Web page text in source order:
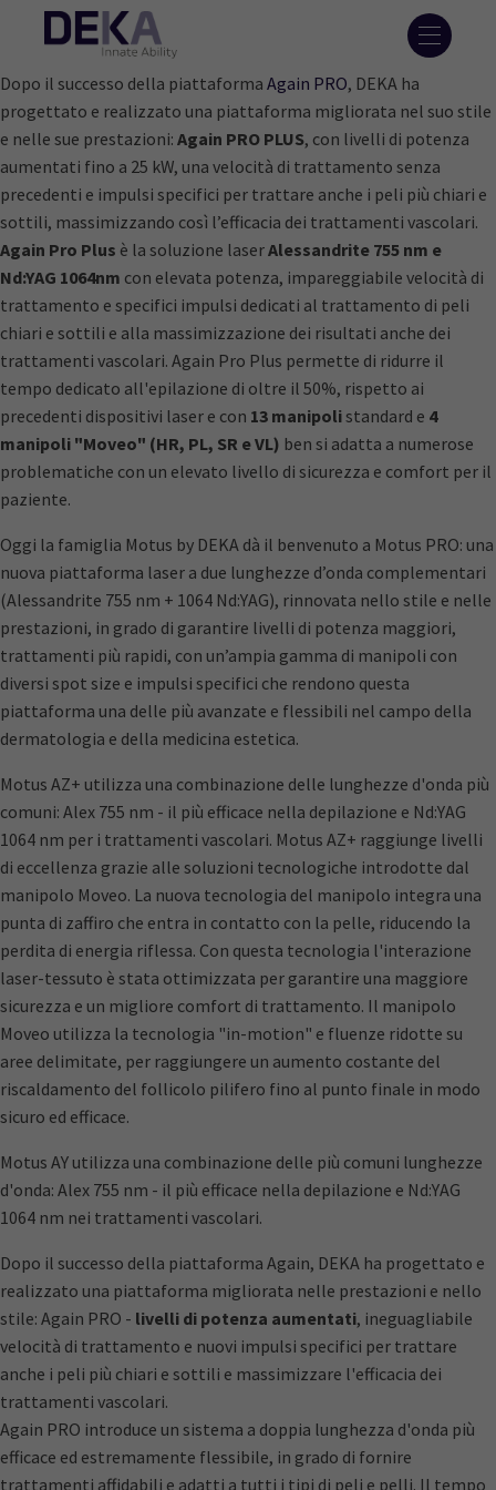
Dopo il successo della piattaforma Again PRO, DEKA ha
progettato e realizzato una piattaforma migliorata nel suo stile
e nelle sue prestazioni: Again PRO PLUS, con livelli di potenza
aumentati fino a 25 kW, una velocità di trattamento senza
precedenti e impulsi specifici per trattare anche i peli più chiari e
sottili, massimizzando così l’efficacia dei trattamenti vascolari.
Again Pro Plus è la soluzione laserAlessandrite 755 nm e
Nd:YAG 1064nm con elevata potenza, impareggiabile velocità di
trattamento e specifici impulsi dedicati al trattamento di peli
chiari e sottili e alla massimizzazione dei risultati anche dei
trattamenti vascolari. Again Pro Plus permette di ridurre il
tempo dedicato all'epilazione di oltre il 50%, rispetto ai
precedenti dispositivi laser e con 13 manipolistandard e 4
manipoli "Moveo" (HR, PL, SR e VL) ben si adatta a numerose
problematiche con un elevato livello di sicurezza e comfort per il
paziente.
Oggi la famiglia Motus by DEKA dà il benvenuto a Motus PRO: una
nuova piattaforma laser a due lunghezze d’onda complementari
(Alessandrite 755 nm + 1064 Nd:YAG), rinnovata nello stile e nelle
prestazioni, in grado di garantire livelli di potenza maggiori,
trattamenti più rapidi, con un’ampia gamma di manipoli con
diversi spot size e impulsi specifici che rendono questa
piattaforma una delle più avanzate e flessibili nel campo della
dermatologia e della medicina estetica.
Motus AZ+ utilizza una combinazione delle lunghezze d'onda più
comuni: Alex 755 nm - il più efficace nella depilazione e Nd:YAG
1064 nm per i trattamenti vascolari. Motus AZ+ raggiunge livelli
di eccellenza grazie alle soluzioni tecnologiche introdotte dal
manipolo Moveo. La nuova tecnologia del manipolo integra una
punta di zaffiro che entra in contatto con la pelle, riducendo la
perdita di energia riflessa. Con questa tecnologia l'interazione
laser-tessuto è stata ottimizzata per garantire una maggiore
sicurezza e un migliore comfort di trattamento. Il manipolo
Moveo utilizza la tecnologia "in-motion" e fluenze ridotte su
aree delimitate, per raggiungere un aumento costante del
riscaldamento del follicolo pilifero fino al punto finale in modo
sicuro ed efficace.
Motus AY utilizza una combinazione delle più comuni lunghezze
d'onda: Alex 755 nm - il più efficace nella depilazione e Nd:YAG
1064 nm nei trattamenti vascolari.
Dopo il successo della piattaforma Again, DEKA ha progettato e
realizzato una piattaforma migliorata nelle prestazioni e nello
stile: Again PRO - livelli di potenza aumentati, ineguagliabile
velocità di trattamento e nuovi impulsi specifici per trattare
anche i peli più chiari e sottili e massimizzare l'efficacia dei
trattamenti vascolari.
Again PRO introduce un sistema a doppia lunghezza d'onda più
efficace ed estremamente flessibile, in grado di fornire
trattamenti affidabili e adatti a tutti i tipi di peli e pelli. Il tempo